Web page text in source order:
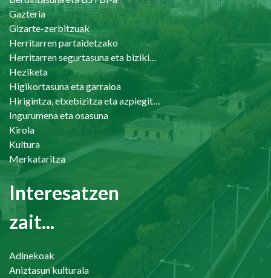
Gazteria
Gizarte-zerbitzuak
Herritarren partaidetzako
Herritarren segurtasuna eta bizikidetasuna
Heziketa
Higikortasuna eta garraioa
Hirigintza, etxebizitza eta azpiegiturak
Ingurumena eta osasuna
Kirola
Kultura
Merkataritza
Interesatzen
zait...
Adinekoak
Aniztasun kulturala